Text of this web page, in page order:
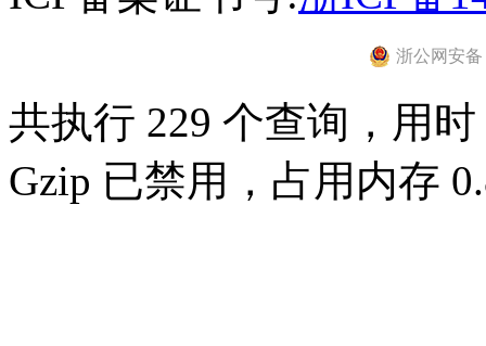
浙公网安备
共执行 229 个查询，用
Gzip 已禁用，占用内存